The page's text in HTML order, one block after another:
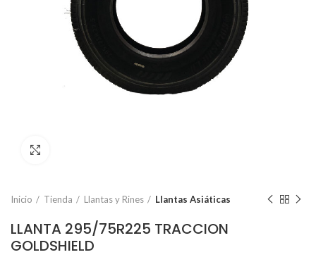
Inicio Tienda Llantas y Rines Llantas Asiáticas
LLANTA 295/75R225 TRACCION
GOLDSHIELD